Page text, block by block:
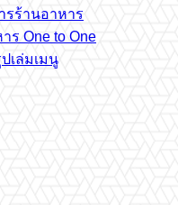
รร้านอาหาร
ร One to One
เล่มเมนู